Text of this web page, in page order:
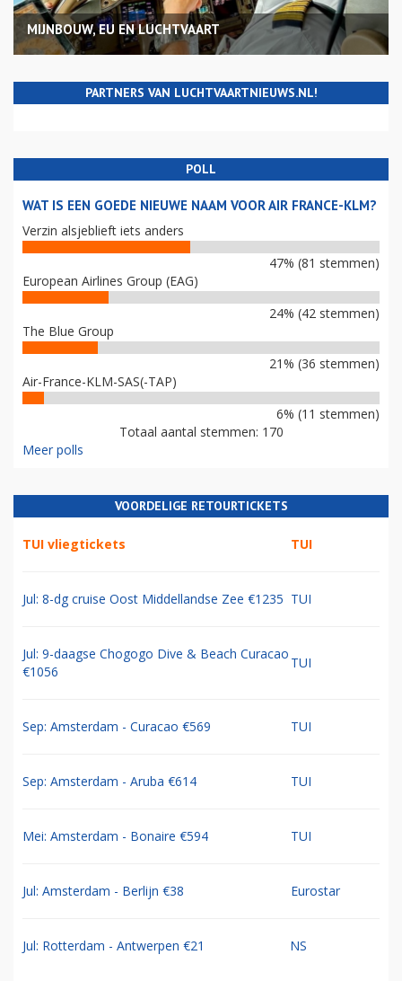
MIJNBOUW, EU EN LUCHTVAART
PARTNERS VAN LUCHTVAARTNIEUWS.NL!
POLL
WAT IS EEN GOEDE NIEUWE NAAM VOOR AIR FRANCE-KLM?
Verzin alsjeblieft iets anders
47% (81 stemmen)
European Airlines Group (EAG)
24% (42 stemmen)
The Blue Group
21% (36 stemmen)
Air-France-KLM-SAS(-TAP)
6% (11 stemmen)
Totaal aantal stemmen: 170
Meer polls
VOORDELIGE RETOURTICKETS
TUI vliegtickets TUI
Jul: 8-dg cruise Oost Middellandse Zee €1235 TUI
Jul: 9-daagse Chogogo Dive & Beach Curacao
€1056
TUI
Sep: Amsterdam - Curacao €569 TUI
Sep: Amsterdam - Aruba €614 TUI
Mei: Amsterdam - Bonaire €594 TUI
Jul: Amsterdam - Berlijn €38 Eurostar
Jul: Rotterdam - Antwerpen €21 NS